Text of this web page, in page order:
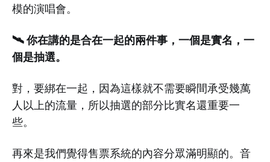
模的演唱會。
🛰️ 你在講的是合在一起的兩件事，一個是實名，一
個是抽選。
對，要綁在一起，因為這樣就不需要瞬間承受幾萬
人以上的流量，所以抽選的部分比實名還重要一
些。
再來是我們覺得售票系統的內容分眾滿明顯的。音